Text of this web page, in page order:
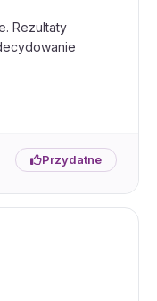
Rezultaty
Przydatne